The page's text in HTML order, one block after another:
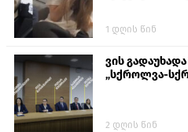
1 დღის წინ
ვის
„სქროლვა-
2 დღის წინ